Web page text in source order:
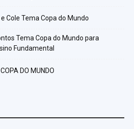
Cole Tema Copa do Mundo
Tema Copa do Mundo para
Fundamental
DO MUNDO